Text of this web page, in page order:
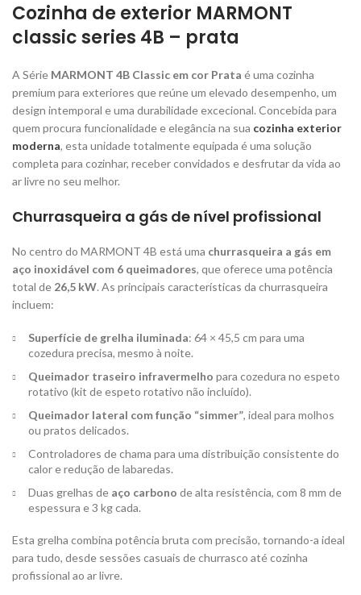
Cozinha de exterior MARMONT
classic series 4B – prata
A Série MARMONT 4B Classic em cor Prata é uma cozinha
premium para exteriores que reúne um elevado desempenho, um
design intemporal e uma durabilidade excecional. Concebida para
quem procura funcionalidade e elegância na sua cozinha exterior
moderna, esta unidade totalmente equipada é uma solução
completa para cozinhar, receber convidados e desfrutar da vida ao
ar livre no seu melhor.
Churrasqueira a gás de nível profissional
No centro do MARMONT 4B está uma churrasqueira a gás em
aço inoxidável com 6 queimadores, que oferece uma potência
total de 26,5 kW. As principais características da churrasqueira
incluem:
Superfície de grelha iluminada: 64 × 45,5 cm para uma
cozedura precisa, mesmo à noite.
Queimador traseiro infravermelho para cozedura no espeto
rotativo (kit de espeto rotativo não incluído).
Queimador lateral com função “simmer”, ideal para molhos
ou pratos delicados.
Controladores de chama para uma distribuição consistente do
calor e redução de labaredas.
Duas grelhas de aço carbono de alta resistência, com 8 mm de
espessura e 3 kg cada.
Esta grelha combina potência bruta com precisão, tornando-a ideal
para tudo, desde sessões casuais de churrasco até cozinha
profissional ao ar livre.